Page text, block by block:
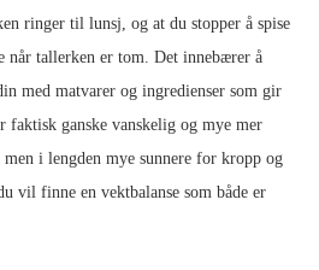
ringer til lunsj, og at du stopper å spise
når tallerken er tom. Det innebærer å
med matvarer og ingredienser som gir
faktisk ganske vanskelig og mye mer
i lengden mye sunnere for kropp og
vil finne en vektbalanse som både er